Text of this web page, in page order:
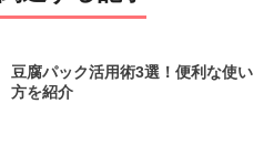
豆腐パック活用術3選！便利な使い
方を紹介